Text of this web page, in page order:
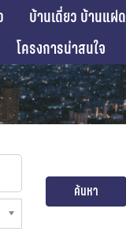
บ้านเดี่ยว บ้านแฝด
โครงการน่าสนใจ
ค้นหา